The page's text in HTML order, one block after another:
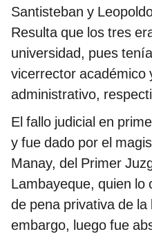
Santisteban y
Resulta que los tres
universidad, pues
vicerrector académico
administrativo,
El fallo judicial en
y fue dado por el
Manay, del Primer
Lambayeque, quien lo
de pena privativa de
embargo, luego fue